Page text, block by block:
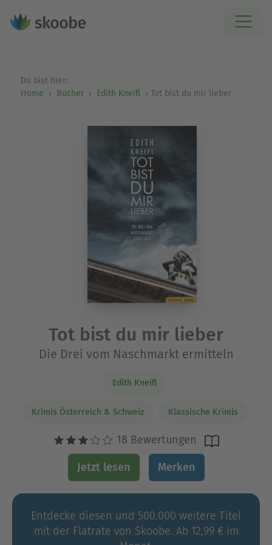
Du bist hier:
Home
Bücher Edith Kneifl Tot bist du mir lieber
Tot bist du mir lieber
Die Drei vom Naschmarkt ermitteln
Edith Kneifl
Krimis Österreich & Schweiz Klassische Krimis
18 Bewertungen
Jetzt lesen Merken
Entdecke diesen und 500.000 weitere Titel
mit der Flatrate von Skoobe. Ab 12,99 € im